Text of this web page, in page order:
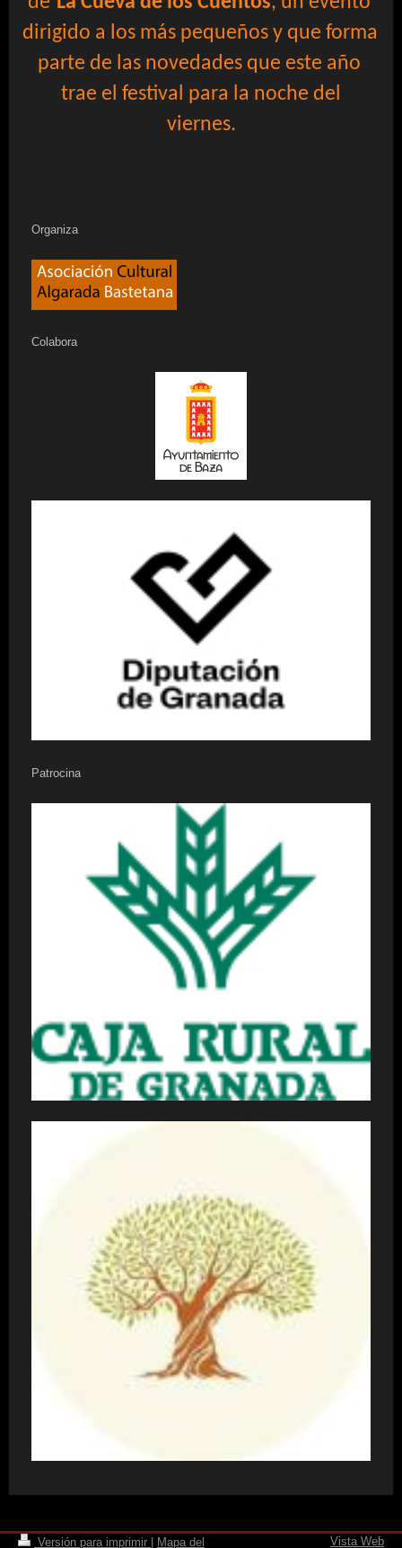
dirigido a los más pequeños y que forma
parte de las novedades que este año
trae el festival para la noche del
viernes.
Organiza
Colabora
Patrocina
Versión para imprimir | Mapa del Vista Web